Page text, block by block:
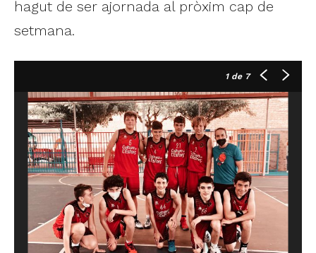
hagut de ser ajornada al pròxim cap de
setmana.
1de 7